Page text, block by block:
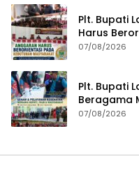
Plt. Bupati
Harus
Masyarakat
07/08/2026
Plt. Bupati
Beragama
07/08/2026